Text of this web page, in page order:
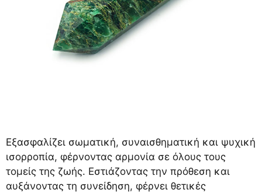
Εξασφαλίζει σωματική, συναισθηματική και ψυχική
ισορροπία, φέρνοντας αρμονία σε όλους τους
τομείς της ζωής. Εστιάζοντας την πρόθεση και
αυξάνοντας τη συνείδηση, φέρνει θετικές